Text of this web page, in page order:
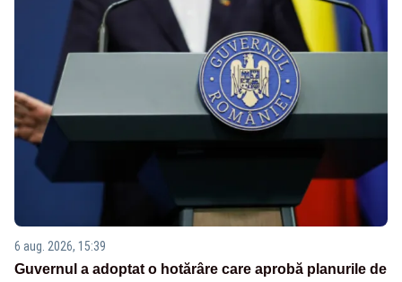
6 aug. 2026, 15:39
Guvernul a adoptat o hotărâre care aprobă planurile de